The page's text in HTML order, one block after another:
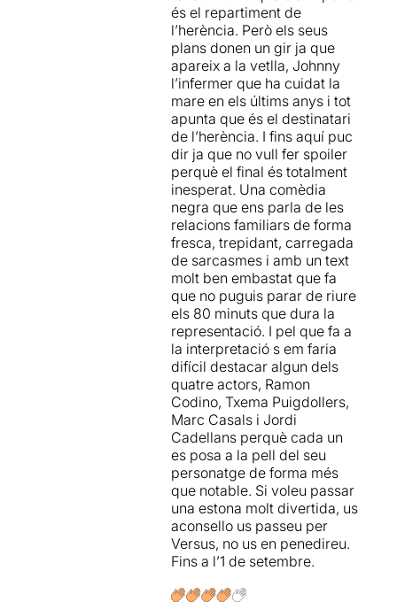
cadires són els elements
escenogràfics que ens
trobem en entrar a la sala.
Tres germans arriben al
funeral de la mare que ha
mort en una residència. Tres
germans diferents, tres
germans distanciats física i
psicològicament.
L'Antonio ( Ramon Godino
és el germà gran que fa
anys que no parla amb el
seu germà David (Jordi
Cadellans) pintor que viu a
París. L'Antonio està ofegat
pels deutes i té els
treballadors de la seva
empresa en vaga per cobrar
els salaris, ell visitava la
seva mare dos cops per
setmana. En David, un
somiador a qui la seva
carrera artística no va tan bé
com diu, i que va marxar de
Barcelona per poder viure
amb llibertat la seva
condició homosexual. El
tercer germà és en Santi
(Marc Casals), el més petit
dels tres, sense ocupació
coneguda i que mostra una
gran inestabilitat
emocional a la qual intenta
és el repartiment de
l’herència. Però els seus
plans donen un gir ja que
apareix a la vetlla, Johnny
l’infermer que ha cuidat la
mare en els últims anys i tot
apunta que és el destinatari
de l’herència. I fins aquí puc
dir ja que no vull fer spoiler
perquè el final és totalment
inesperat. Una comèdia
negra que ens parla de les
relacions familiars de forma
fresca, trepidant, carregada
de sarcasmes i amb un text
molt ben embastat que fa
que no puguis parar de riure
els 80 minuts que dura la
representació. I pel que fa a
la interpretació s em faria
difícil destacar algun dels
quatre actors, Ramon
Codino, Txema Puigdollers,
Marc Casals i Jordi
Cadellans perquè cada un
es posa a la pell del seu
personatge de forma més
que notable. Si voleu passar
una estona molt divertida, us
aconsello us passeu per
Versus, no us en penedireu.
Fins a l’1 de setembre.